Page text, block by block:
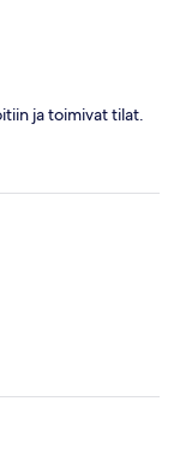
ja toimivat tilat.